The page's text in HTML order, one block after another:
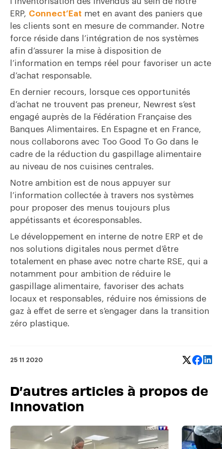
ERP, Connect’Eat met en avant des paniers que
les clients sont en mesure de commander. Notre
force réside dans l’intégration de nos systèmes
afin d’assurer la mise à disposition de
l’information en temps réel pour favoriser un acte
d’achat responsable.
En dernier recours, lorsque ces opportunités
d’achat ne trouvent pas preneur, Newrest s’est
engagé auprès de la Fédération Française des
Banques Alimentaires. En Espagne et en France,
nous collaborons avec Too Good To Go dans le
cadre de la réduction du gaspillage alimentaire
au niveau de nos cuisines centrales.
Notre ambition est de nous appuyer sur
l’information collectée à travers nos systèmes
pour proposer des menus toujours plus
appétissants et écoresponsables.
Le développement en interne de notre ERP et de
nos solutions digitales nous permet d’être
totalement en phase avec notre charte RSE, qui a
notamment pour ambition de réduire le
gaspillage alimentaire, favoriser des achats
locaux et responsables, réduire nos émissions de
gaz à effet de serre et s’engager dans la transition
zéro plastique.
25 11 2020
D’autres articles à propos de
Innovation